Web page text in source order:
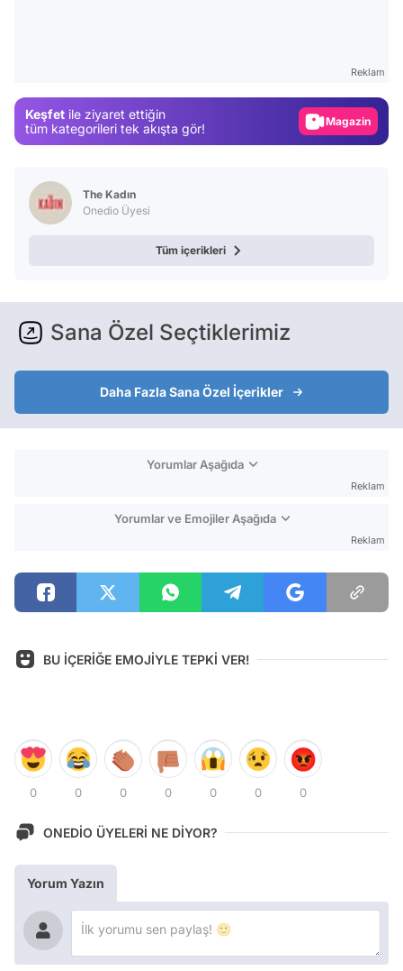
Reklam
Keşfet ile ziyaret ettiğin
tüm kategorileri tek akışta gör!
Gündem
Magazin
Video
The Kadın
Onedio Üyesi
Tüm içerikleri
Sana Özel Seçtiklerimiz
Daha Fazla Sana Özel İçerikler
Yorumlar Aşağıda
Reklam
Yorumlar ve Emojiler Aşağıda
Reklam
BU İÇERİĞE EMOJİYLE TEPKİ VER!
0 0 0 0 0 0 0
ONEDİO ÜYELERİ NE DİYOR?
Yorum Yazın